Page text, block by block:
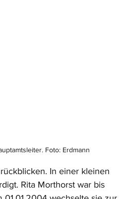
Foto: Erdmann
In einer kleinen
Rita Morthorst war bis